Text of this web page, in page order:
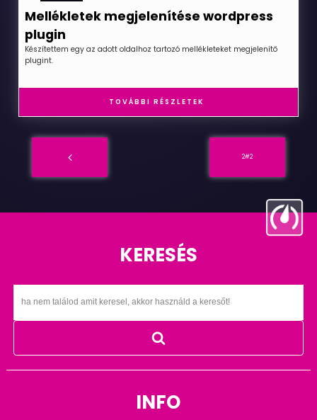
Mellékletek megjelenítése wordpress
plugin
Készítettem egy az adott oldalhoz tartozó mellékleteket megjelenítő
plugint.
TOVÁBBI RÉSZLETEK
2#2
KERESÉS
INFO